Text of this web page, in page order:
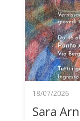
18/07/2026
Sara